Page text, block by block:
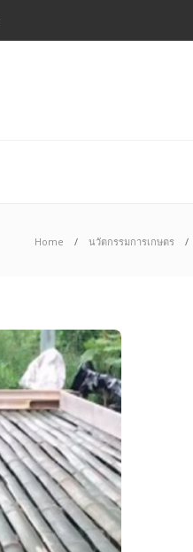
Home นวัตกรรมการเกษตร